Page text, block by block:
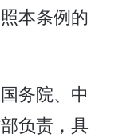
本条例的
务院、中
负责，具